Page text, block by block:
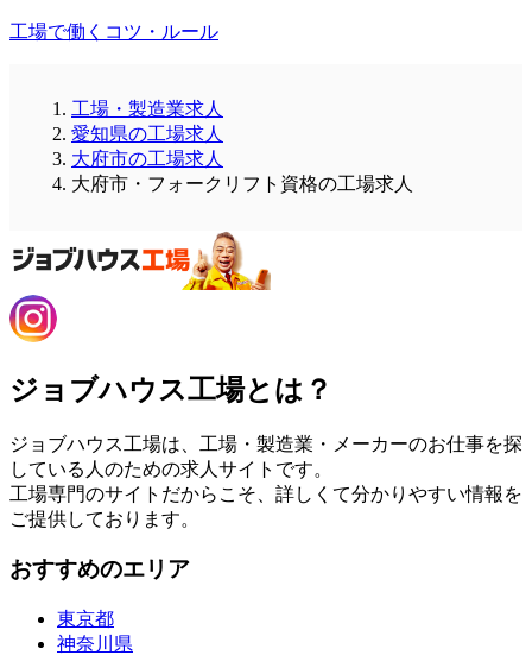
工場で働くコツ・ルール
工場・製造業求人
愛知県の工場求人
大府市の工場求人
大府市・フォークリフト資格の工場求人
ジョブハウス工場とは？
ジョブハウス工場は、工場・製造業・メーカーのお仕事を探
している人のための求人サイトです。
工場専門のサイトだからこそ、詳しくて分かりやすい情報を
ご提供しております。
おすすめのエリア
東京都
神奈川県